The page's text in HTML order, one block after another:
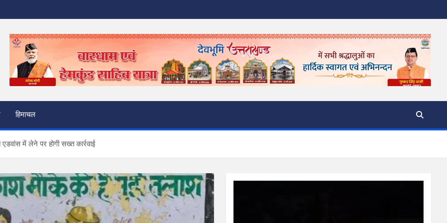
हिमाचल
में लेने पर होगी सख्त कार्रवाई